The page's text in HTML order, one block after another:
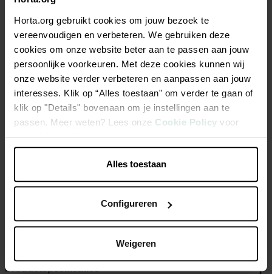
Horta.org gebruikt cookies om jouw bezoek te
vereenvoudigen en verbeteren. We gebruiken deze
cookies om onze website beter aan te passen aan jouw
persoonlijke voorkeuren. Met deze cookies kunnen wij
onze website verder verbeteren en aanpassen aan jouw
interesses. Klik op “Alles toestaan" om verder te gaan of
klik op "Details" bovenaan om je instellingen aan te
passen. Meer weten? Lees onze Cookie Policy voor
meer informatie.
Alles toestaan
Configureren
Weigeren
Niet elke winkel heeft hetzelfde assortiment
Beschrijving
De tuinklomp met een uitstekend draagcomfort, de
binnenzool is van kurk en kan gewassen worden op 30°C
Verschillende maten en kleuren verkrijgbaar
Comfortabele binnenzool van kurk
Binnenzool vervangbaar en wasbaar op 30°C
Productspecificaties